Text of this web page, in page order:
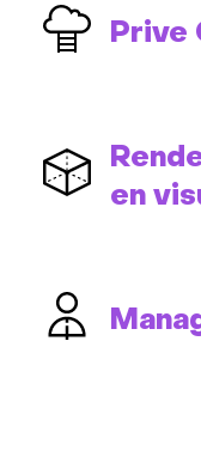
Prive
en